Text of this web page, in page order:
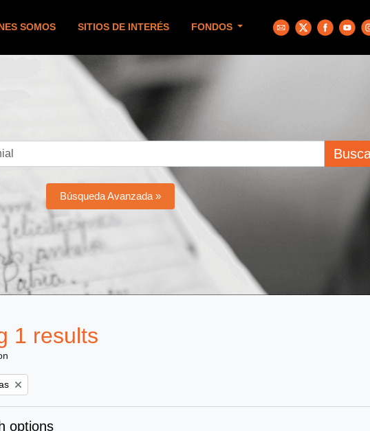
SOMOS SITIOS DE INTERÉS FONDOS
Búsqueda Avanzada »
1 results
filter:
options